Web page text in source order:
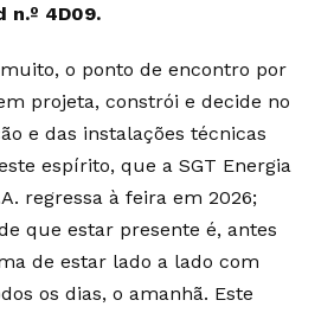
n.º 4D09.
o ponto de encontro por
projeta, constrói e decide no
e das instalações técnicas
espírito, que a SGT Energia
regressa à feira em 2026;
que estar presente é, antes
de estar lado a lado com
os dias, o amanhã. Este